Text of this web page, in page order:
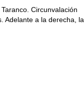
Taranco. Circunvalación
Adelante a la derecha, la